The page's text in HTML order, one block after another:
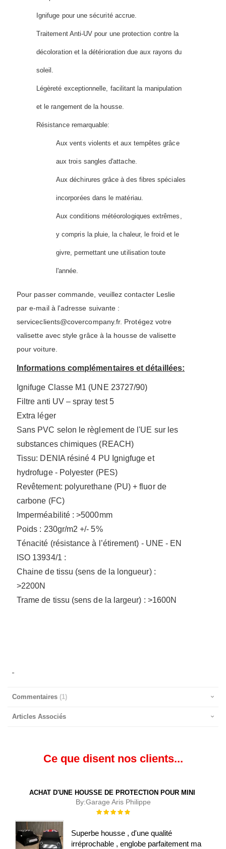
Ignifuge pour une sécurité accrue.
Traitement Anti-UV pour une protection contre la
décoloration et la détérioration due aux rayons du
soleil.
Légèreté exceptionnelle, facilitant la manipulation
et le rangement de la housse.
Résistance remarquable:
Aux vents violents et aux tempêtes grâce
aux trois sangles d'attache.
Aux déchirures grâce à des fibres spéciales
incorporées dans le matériau.
Aux conditions météorologiques extrêmes,
y compris la pluie, la chaleur, le froid et le
givre, permettant une utilisation toute
l'année.
Pour passer commande, veuillez contacter Leslie
par e-mail à l'adresse suivante :
serviceclients@covercompany.fr. Protégez votre
valisette avec style grâce à la housse de valisette
pour voiture.
Informations complémentaires et détaillées:
Ignifuge Classe M1 (UNE 23727/90)
Filtre anti UV – spray test 5
Extra léger
Sans PVC selon le règlement de l'UE sur les
substances chimiques (REACH)
Tissu: DENIA résiné 4 PU Ignigfuge et
hydrofuge - Polyester (PES)
Revêtement: polyurethane (PU) + fluor de
carbone (FC)
Imperméabilité : >5000mm
Poids : 230gr/m2 +/- 5%
Ténacité (résistance à l’étirement) - UNE - EN
ISO 13934/1 :
Chaine de tissu (sens de la longueur) :
>2200N
Trame de tissu (sens de la largeur) : >1600N
Commentaires 1
Articles Associés
Ce que disent nos clients...
ACHAT D'UNE HOUSSE DE PROTECTION POUR MINI
By:Garage Aris Philippe
Évaluation :
Superbe housse , d'une qualité
irréprochable , englobe parfaitement ma